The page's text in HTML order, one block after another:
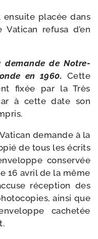
pla­cée dans
refu­sa d’en
demande de Notre-​
en 1960. Cette
fixée par la Très
à cette date son
demande à la
de tous les écrits
conser­vée
16 avril de la même
récep­tion des
ain­si que
cache­tée